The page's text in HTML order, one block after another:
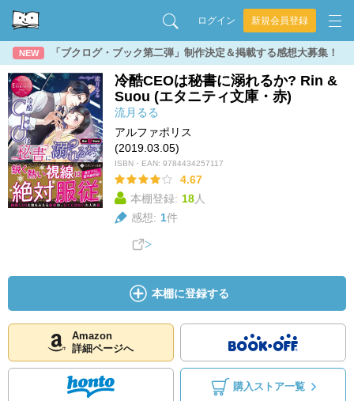
ログイン 新規会員登録
NEW 「ブクログ・ブック第二弾」制作決定＆掲載する感想大募集！
冷酷CEOは秘書に溺れるか? Rin &
Suou (エタニティ文庫・赤)
流月るる
アルファポリス
(2019.03.05)
ISBN・EAN: 9784434257117
4.67
本棚登録: 18人
感想: 1件
本棚に登録する
Amazon
詳細ページへ
購入ストア一覧